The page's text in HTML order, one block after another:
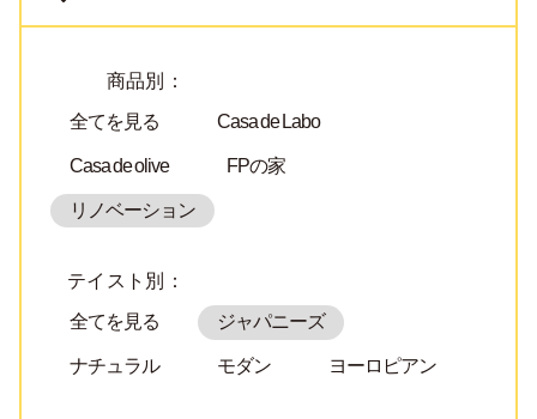
商品別：
全てを見る
Casa de Labo
Casa de olive FPの家
リノベーション
テイスト別：
全てを見る
ジャパニーズ
ナチュラル モダン ヨーロピアン